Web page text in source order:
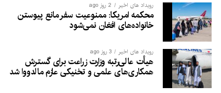
رویداد های اخیر 2 روز ago
محکمه امریکا: ممنوعیت سفر مانع پیوستن
خانواده‌های افغان نمی‌شود
رویداد های اخیر 3 روز ago
هیأت عالی‌رتبه وزارت زراعت برای گسترش
همکاری‌های علمی و تخنیکی عازم مالدووا شد